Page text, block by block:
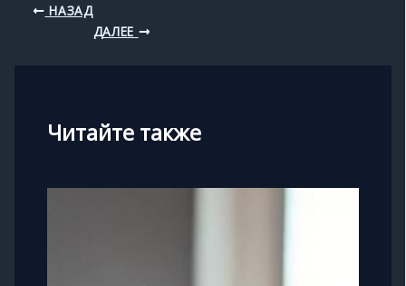
НАЗАД
ДАЛЕЕ
Читайте также